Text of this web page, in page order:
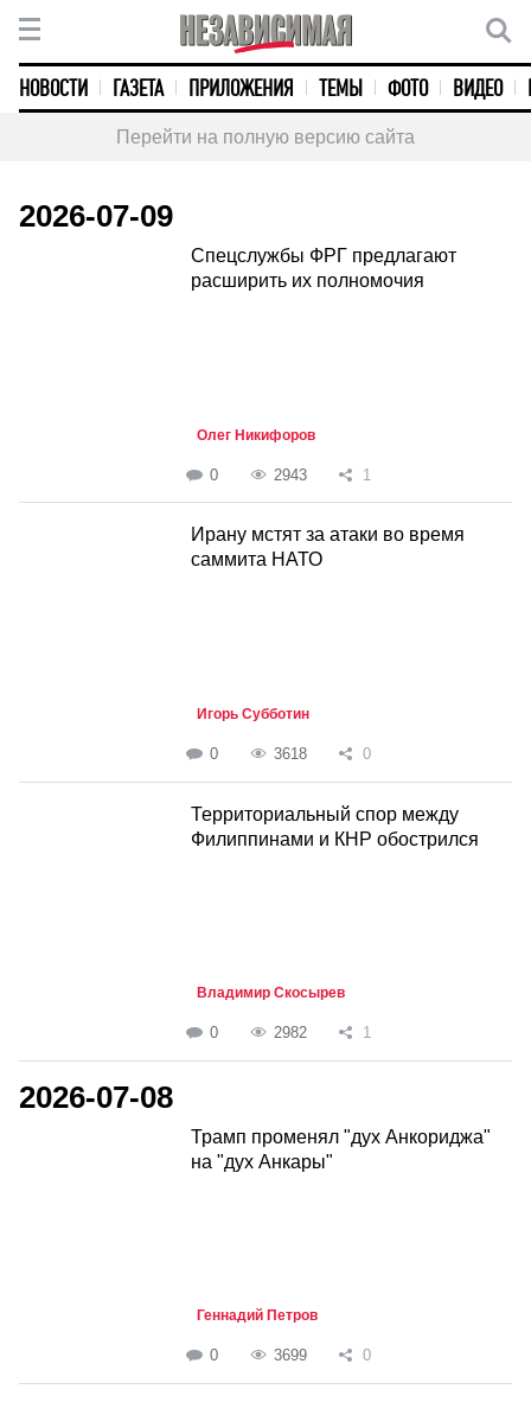
НОВОСТИ ГАЗЕТА ПРИЛОЖЕНИЯ ТЕМЫ ФОТО ВИДЕО
Перейти на полную версию сайта
2026-07-09
Спецслужбы ФРГ предлагают
расширить их полномочия
Олег Никифоров
0 2943 1
Ирану мстят за атаки во время
саммита НАТО
Игорь Субботин
0 3618 0
Территориальный спор между
Филиппинами и КНР обострился
Владимир Скосырев
0 2982 1
2026-07-08
Трамп променял "дух Анкориджа"
на "дух Анкары"
Геннадий Петров
0 3699 0